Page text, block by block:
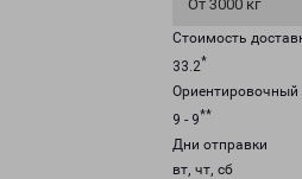
От 3000 кг
Стоимость
33.2*
Ориентировочный
9 - 9**
Дни отправки
вт, чт, сб